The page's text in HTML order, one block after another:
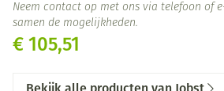
€ 105,51
Neem contact op met ons via telefoon of
samen de mogelijkheden.